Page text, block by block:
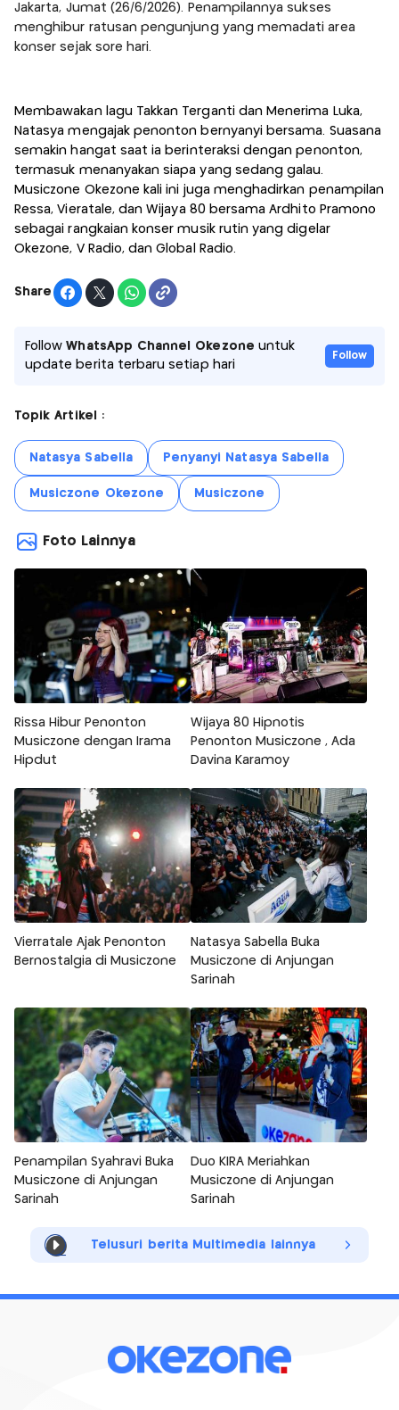
Jakarta, Jumat (26/6/2026). Penampilannya sukses
menghibur ratusan pengunjung yang memadati area
konser sejak sore hari.
Membawakan lagu Takkan Terganti dan Menerima Luka,
Natasya mengajak penonton bernyanyi bersama. Suasana
semakin hangat saat ia berinteraksi dengan penonton,
termasuk menanyakan siapa yang sedang galau.
Musiczone Okezone kali ini juga menghadirkan penampilan
Ressa, Vieratale, dan Wijaya 80 bersama Ardhito Pramono
sebagai rangkaian konser musik rutin yang digelar
Okezone, V Radio, dan Global Radio.
Share
FollowWhatsApp Channel Okezone untuk
update berita terbaru setiap hari
Follow
Topik Artikel :
Natasya Sabella Penyanyi Natasya Sabella
Musiczone Okezone Musiczone
Foto Lainnya
Rissa Hibur Penonton
Musiczone dengan Irama
Hipdut
Wijaya 80 Hipnotis
Penonton Musiczone , Ada
Davina Karamoy
Vierratale Ajak Penonton
Bernostalgia di Musiczone
Natasya Sabella Buka
Musiczone di Anjungan
Sarinah
Penampilan Syahravi Buka
Musiczone di Anjungan
Sarinah
Duo KIRA Meriahkan
Musiczone di Anjungan
Sarinah
Telusuri berita Multimedia lainnya